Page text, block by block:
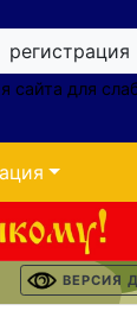
регистрация
сайта для
ВЕРСИЯ